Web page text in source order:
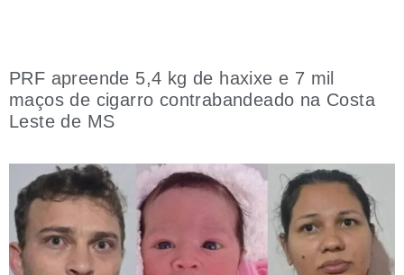
PRF apreende 5,4 kg de haxixe e 7 mil
maços de cigarro contrabandeado na Costa
Leste de MS